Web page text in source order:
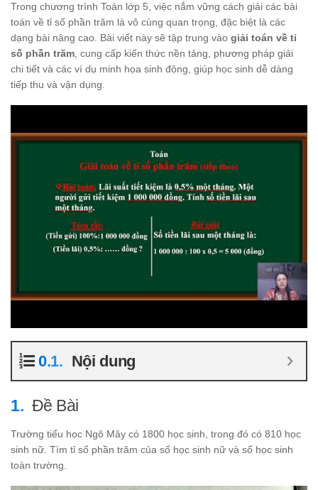
Trong chương trình Toán lớp 5, việc nắm vững cách giải các bài
toán về tỉ số phần trăm là vô cùng quan trọng, đặc biệt là các
dạng bài nâng cao. Bài viết này sẽ tập trung vào giải toán về tỉ
số phần trăm, cung cấp kiến thức nền tảng, phương pháp giải
chi tiết và các ví dụ minh họa sinh động, giúp học sinh dễ dàng
tiếp thu và vận dụng.
Nội dung
Đề Bài
Trường tiểu học Ngô Mây có 1800 học sinh, trong đó có 810 học
sinh nữ. Tìm tỉ số phần trăm của số học sinh nữ và số học sinh
toàn trường.